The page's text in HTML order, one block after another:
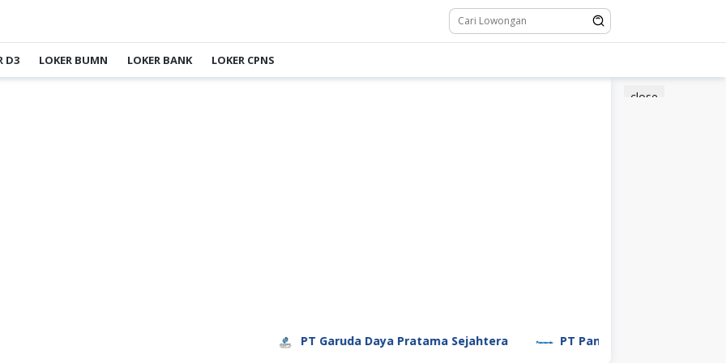
D3 LOKER BUMN LOKER BANK LOKER CPNS
close
PT Garuda Daya Pratama Sejahtera PT Panasonic Manufacturing